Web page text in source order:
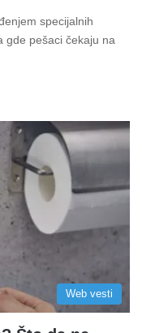
specijalnih
gde pešaci čekaju na
Web vesti